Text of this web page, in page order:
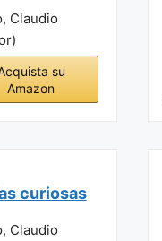
Claudio
su
Amazon
curiosas
Claudio